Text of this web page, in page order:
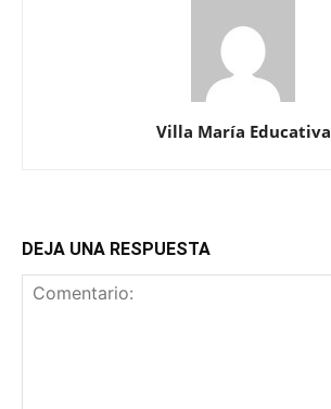
Villa María Educativa
DEJA UNA RESPUESTA